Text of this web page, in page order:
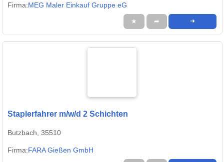
Firma:MEG Maler Einkauf Gruppe eG
★ ➦ ➜
Staplerfahrer m/w/d 2 Schichten
Butzbach, 35510
Firma:FARA Gießen GmbH